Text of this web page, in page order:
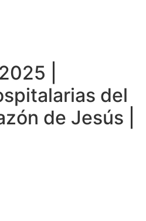
|
del
de Jesús |